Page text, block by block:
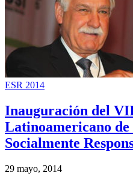
ESR 2014
Inauguración del
Latinoamericano de
Socialmente
29 mayo, 2014